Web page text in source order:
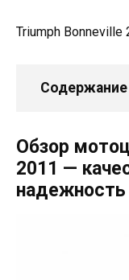
Triumph Bonneville
Содержание
Обзор
2011 —